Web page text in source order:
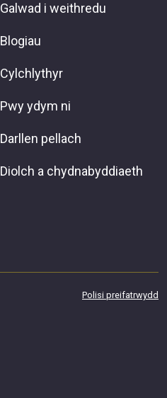
Galwad i weithredu
Blogiau
Cylchlythyr
Pwy ydym ni
Darllen pellach
Diolch a chydnabyddiaeth
Polisi preifatrwydd